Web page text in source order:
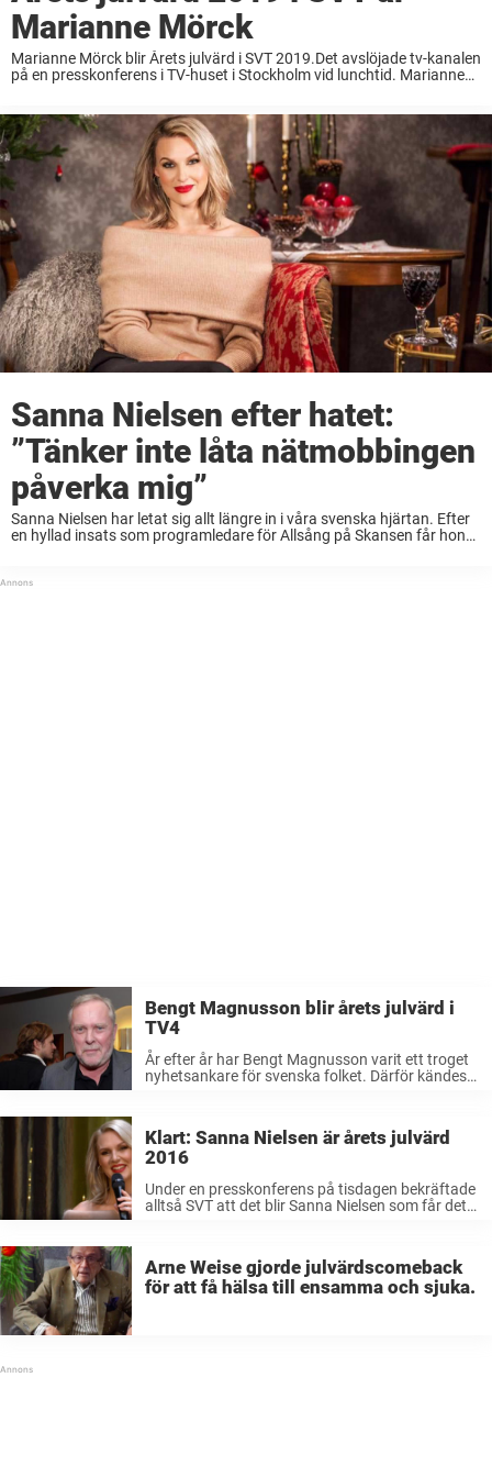
Marianne Mörck
Marianne Mörck blir Årets julvärd i SVT 2019.Det avslöjade tv-kanalen
på en presskonferens i TV-huset i Stockholm vid lunchtid. Marianne
Sanna Nielsen efter hatet:
”Tänker inte låta nätmobbingen
påverka mig”
Sanna Nielsen har letat sig allt längre in i våra svenska hjärtan. Efter
en hyllad insats som programledare för Allsång på Skansen får hon
Bengt Magnusson blir årets julvärd i
TV4
År efter år har Bengt Magnusson varit ett troget
nyhetsankare för svenska folket. Därför kändes
ha ...
Klart: Sanna Nielsen är årets julvärd
2016
Under en presskonferens på tisdagen bekräftade
alltså SVT att det blir Sanna Nielsen som får det
programmen under julafton 2016. Därmed blir
hon den ...
Arne Weise gjorde julvärdscomeback
för att få hälsa till ensamma och sjuka.